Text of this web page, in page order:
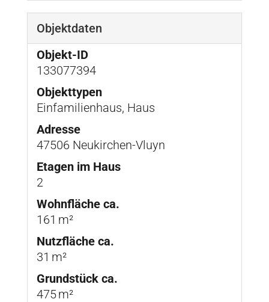
Objektdaten
Objekt-ID
133077394
Objekttypen
Einfamilienhaus, Haus
Adresse
47506 Neukirchen-Vluyn
Etagen im Haus
2
Wohnfläche ca.
161 m²
Nutzfläche ca.
31 m²
Grund­stück ca.
475 m²